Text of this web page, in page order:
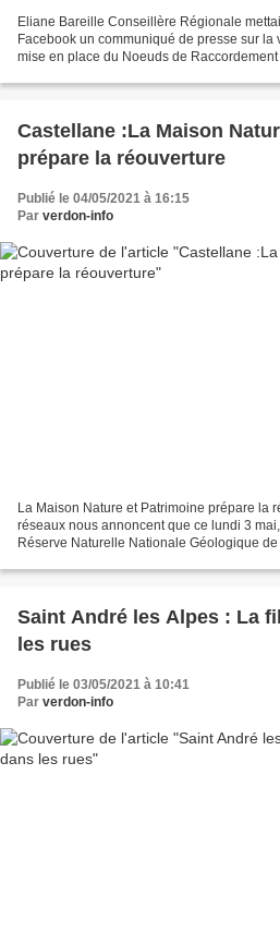
Eliane Bareille Conseillère Régionale
Facebook un communiqué de presse sur la
mise en place du Noeuds de
Castellane :La Maison
prépare la réouverture
Publié le 04/05/2021 à 16:15
Par verdon-info
La Maison Nature et Patrimoine prépare la
réseaux nous annoncent que ce lundi 3
Réserve Naturelle Nationale Géologique
Saint André les Alpes : La
les rues
Publié le 03/05/2021 à 10:41
Par verdon-info